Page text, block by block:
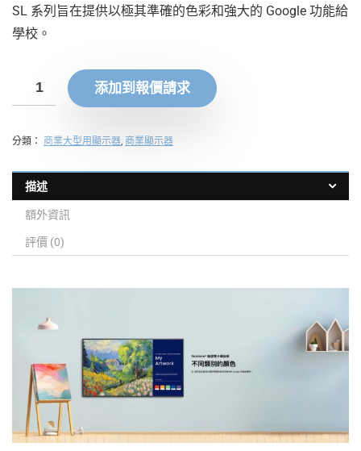
SL 系列旨在提供以極其準確的色彩和強大的 Google 功能給
學校。
添加到報價請求
分類： 商業大型用顯示器, 商業顯示器
描述
額外資訊
評價 (0)